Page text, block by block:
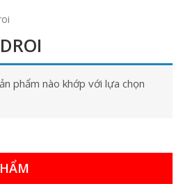
phẩm nào khớp với lựa chọn